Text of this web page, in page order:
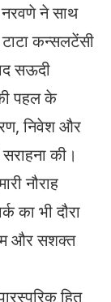
नरवणे​ ने साथ
कन्सलटेंसी
सऊदी
पहल के
निवेश और
की।
नौराह
का भी दौरा
और सशक्त
हित